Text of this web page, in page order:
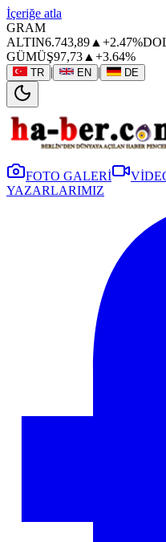
İçeriğe atla
GRAM
ALTIN6.743,89 ▲ +2.47%
GÜMÜŞ97,73 ▲ +3.64%
TR | EN | DE
FOTO GALERİ
YAZARLARIMIZ